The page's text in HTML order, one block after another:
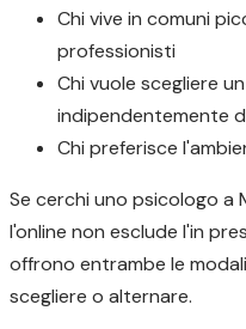
Chi vive in comuni
professionisti
Chi vuole scegliere
indipendentemente
Chi preferisce
Se cerchi uno psicologo a
l'online non esclude l'in
offrono entrambe le
scegliere o alternare.